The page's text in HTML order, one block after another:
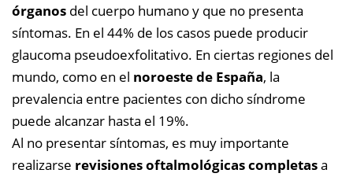
órganos del cuerpo humano y que no presenta
síntomas. En el 44% de los casos puede producir
glaucoma pseudoexfolitativo. En ciertas regiones del
mundo, como en el noroeste de España, la
prevalencia entre pacientes con dicho síndrome
puede alcanzar hasta el 19%.
Al no presentar síntomas, es muy importante
realizarse revisiones oftalmológicas completasa